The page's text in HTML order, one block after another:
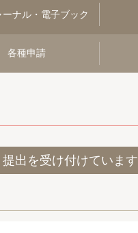
ーナル・電子ブック
各種申請
提出を受け付けています